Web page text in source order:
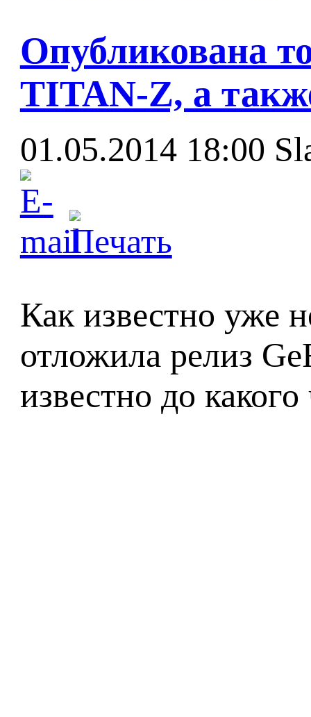
Опубликована
TITAN-Z, а
01.05.2014 18:00
Как известно уже
отложила релиз
известно до